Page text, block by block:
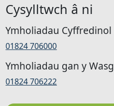
Cysylltwch â ni
Ymholiadau Cyffredinol
01824 706000
Ymholiadau gan y Wasg
01824 706222